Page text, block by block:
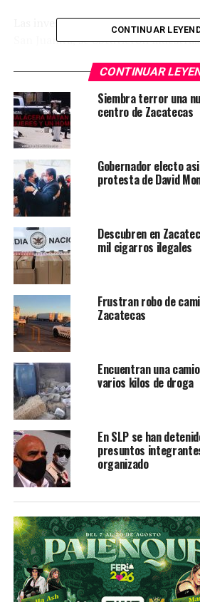
Las investigaciones continuarán ya
San Juanita, se obtuvieron muestras
investigación y detención
sin precedente en la entidad.
TEMAS RELACIONADOS
HOMICIDA Y VIOLADOR DE NIÑA
YA VIENE
Ataque armado en Cancún deja
NO TE PIERDAS
Ataca comando armado en un
CONTINUAR
CONTINUAR
Siembra terror una
centro de Zacatecas
Gobernador electo
protesta de David
Descubren en
mil cigarros ilegales
Frustran robo de
Zacatecas
Encuentran una
varios kilos de droga
En SLP se han
presuntos
organizado